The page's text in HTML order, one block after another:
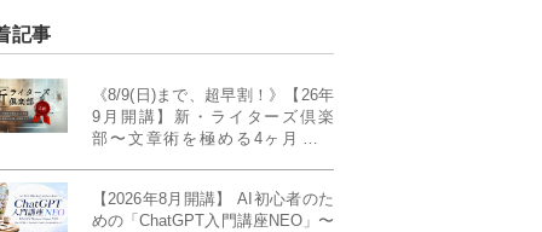
記事
《8/9(日)まで、超早割！》【26年
9月開講】新・ライターズ倶楽
部〜文章術を極める4ヶ月講義
【2026年8月開講】 AI初心者のた
めの「ChatGPT入門講座NEO」〜